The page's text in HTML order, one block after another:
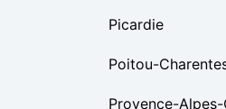
Picardie
Poitou-
Provence-